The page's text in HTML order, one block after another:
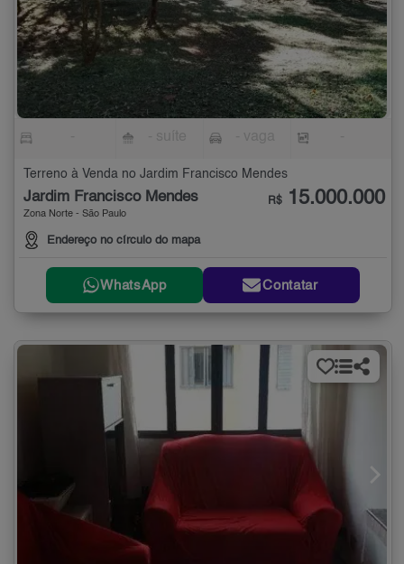
Terreno à Venda no Jardim Francisco Mendes
Jardim Francisco Mendes
Zona Norte - São Paulo
Endereço no círculo do mapa
R$ 15.000.000
WhatsApp Contatar